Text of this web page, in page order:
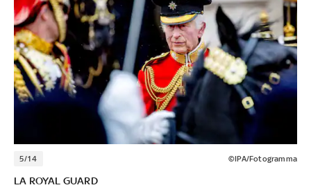
5/14 ©IPA/Fotogramma
LA ROYAL GUARD